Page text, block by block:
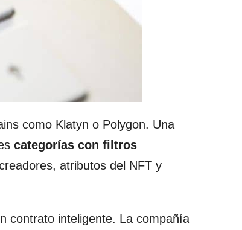
como Klatyn o Polygon. Una
categorías con filtros
atributos del NFT y
contrato inteligente. La compañía